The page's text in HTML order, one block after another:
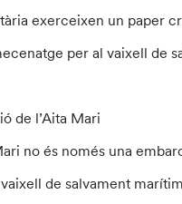
exerceixen un paper
per al vaixell de
de l’Aita Mari
no és només una
de salvament